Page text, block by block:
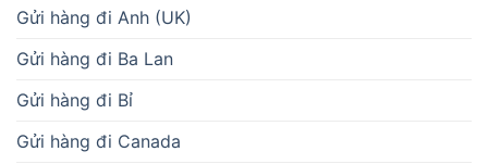
Gửi hàng đi Anh (UK)
Gửi hàng đi Ba Lan
Gửi hàng đi Bỉ
Gửi hàng đi Canada